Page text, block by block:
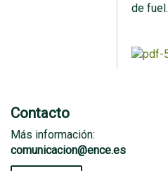
de fuel.
Contacto
Más información:
comunicacion@ence.es